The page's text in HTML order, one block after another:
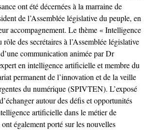
ont été décernées à la marraine de
de l’Assemblée législative du peuple, en
accompagnement. Le thème « Intelligence
des secrétaires à l’Assemblée législative
communication animée par Dr
en intelligence artificielle et membre du
permanent de l’innovation et de la veille
du numérique (SPIVTEN). L’exposé
autour des défis et opportunités
artificielle dans le métier de
également porté sur les nouvelles